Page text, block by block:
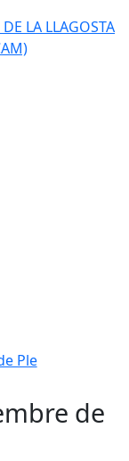
LA LLAGOSTA
Ple
de